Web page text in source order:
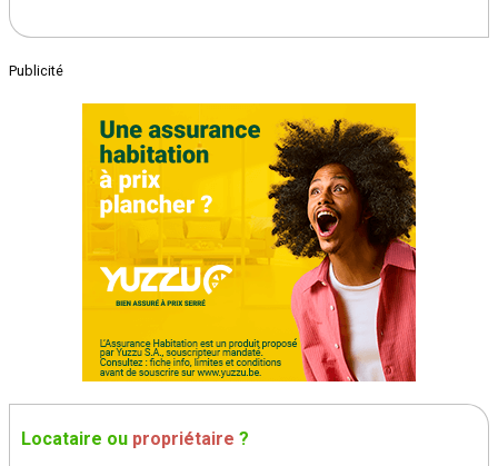
Publicité
Locataire ou propriétaire ?